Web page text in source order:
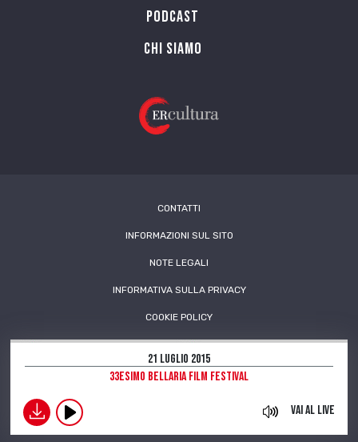
download
21 Luglio 2015
33esimo Bellaria Film Festival
Vai al live
PODCAST
Chi siamo
CONTATTI
INFORMAZIONI SUL SITO
NOTE LEGALI
INFORMATIVA SULLA PRIVACY
COOKIE POLICY